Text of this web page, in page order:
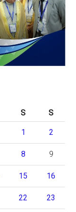
S S
1 2
8 9
15 16
22 23